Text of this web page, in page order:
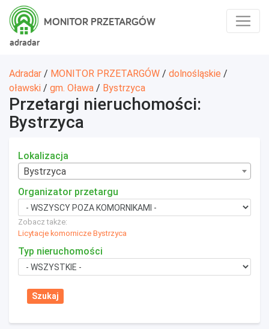
adradar
MONITOR PRZETARGÓW
Adradar / MONITOR PRZETARGÓW / dolnośląskie /
oławski / gm. Oława / Bystrzyca
Przetargi nieruchomości:
Bystrzyca
Lokalizacja
Bystrzyca
Organizator przetargu
Zobacz także:
Licytacje komornicze Bystrzyca
Typ nieruchomości